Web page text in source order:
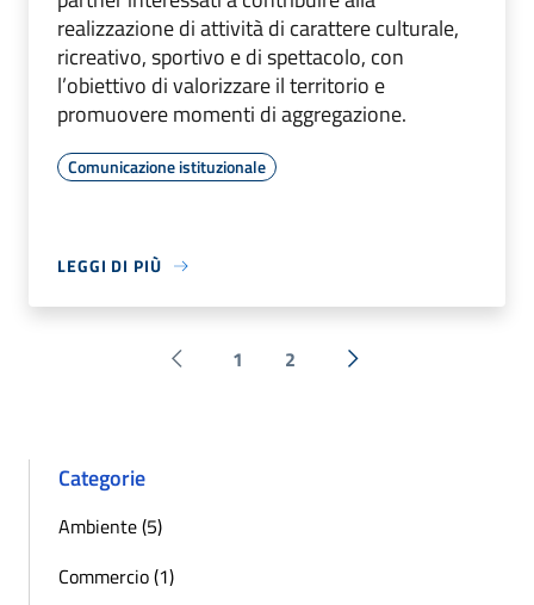
realizzazione di attività di carattere culturale,
ricreativo, sportivo e di spettacolo, con
l’obiettivo di valorizzare il territorio e
promuovere momenti di aggregazione.
Comunicazione istituzionale
LEGGI DI PIÙ
Pagina precedente
1 2 Successiva »
Categorie
Ambiente (5)
Commercio (1)